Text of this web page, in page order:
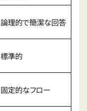
論理的で簡潔な回答
標準的
固定的なフロー